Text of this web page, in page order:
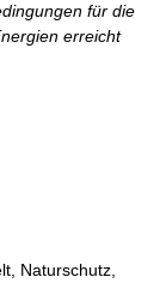
für die
erreicht
Naturschutz,